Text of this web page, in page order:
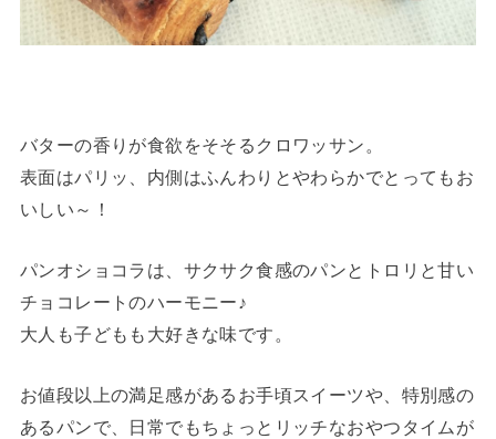
バターの香りが食欲をそそるクロワッサン。
表面はパリッ、内側はふんわりとやわらかでとってもお
いしい～！
パンオショコラは、サクサク食感のパンとトロリと甘い
チョコレートのハーモニー♪
大人も子どもも大好きな味です。
お値段以上の満足感があるお手頃スイーツや、特別感の
あるパンで、日常でもちょっとリッチなおやつタイムが